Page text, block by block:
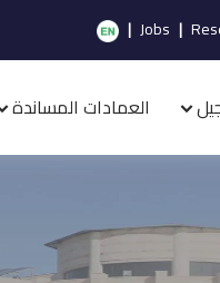
|
Jobs
|
العمادات المساندة